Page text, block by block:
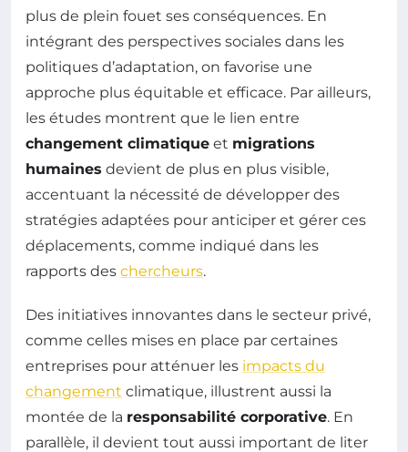
plus de plein fouet ses conséquences. En
intégrant des perspectives sociales dans les
politiques d’adaptation, on favorise une
approche plus équitable et efficace. Par ailleurs,
les études montrent que le lien entre
changement climatique et migrations
humaines devient de plus en plus visible,
accentuant la nécessité de développer des
stratégies adaptées pour anticiper et gérer ces
déplacements, comme indiqué dans les
rapports des chercheurs.
Des initiatives innovantes dans le secteur privé,
comme celles mises en place par certaines
entreprises pour atténuer les impacts du
changement climatique, illustrent aussi la
montée de la responsabilité corporative. En
parallèle, il devient tout aussi important de liter